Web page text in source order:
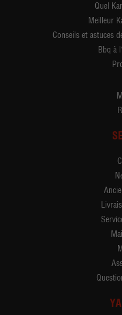
Quel
Meilleur
Conseils et astuces
Bbq à